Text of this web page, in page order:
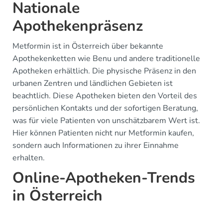
Nationale
Apothekenpräsenz
Metformin ist in Österreich über bekannte
Apothekenketten wie Benu und andere traditionelle
Apotheken erhältlich. Die physische Präsenz in den
urbanen Zentren und ländlichen Gebieten ist
beachtlich. Diese Apotheken bieten den Vorteil des
persönlichen Kontakts und der sofortigen Beratung,
was für viele Patienten von unschätzbarem Wert ist.
Hier können Patienten nicht nur Metformin kaufen,
sondern auch Informationen zu ihrer Einnahme
erhalten.
Online-Apotheken-Trends
in Österreich